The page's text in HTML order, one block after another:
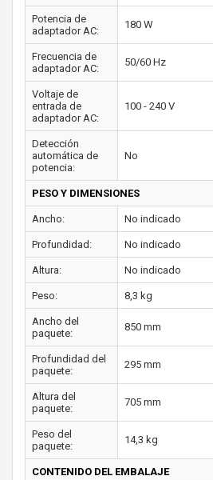
Potencia de
adaptador AC:
180 W
Frecuencia de
adaptador AC:
50/60 Hz
Voltaje de
entrada de
adaptador AC:
100 - 240 V
Detección
automática de
potencia:
No
PESO Y DIMENSIONES
Ancho: No indicado
Profundidad: No indicado
Altura: No indicado
Peso: 8,3 kg
Ancho del
paquete:
850 mm
Profundidad del
paquete:
295 mm
Altura del
paquete:
705 mm
Peso del
paquete:
14,3 kg
CONTENIDO DEL EMBALAJE